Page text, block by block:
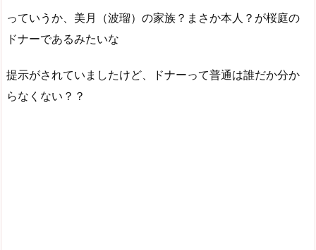
っていうか、美月（波瑠）の家族？まさか本人？が桜庭の
ドナーであるみたいな
提示がされていましたけど、ドナーって普通は誰だか分か
らなくない？？